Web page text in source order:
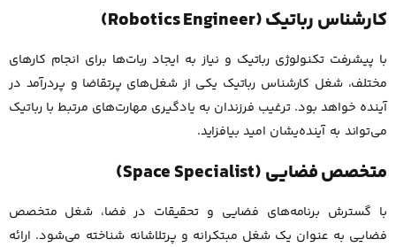
کارشناس رباتیک (Robotics Engineer)
با پیشرفت تکنولوژی رباتیک و نیاز به ایجاد ربات‌ها برای انجام کارهای
مختلف، شغل کارشناس رباتیک یکی از شغل‌های پرتقاضا و پردرآمد در
آینده خواهد بود. ترغیب فرزندان به یادگیری مهارت‌های مرتبط با رباتیک
می‌تواند به آینده‌یشان امید بیافزاید.
متخصص فضایی (Space Specialist)
با گسترش برنامه‌های فضایی و تحقیقات در فضا، شغل متخصص
فضایی به عنوان یک شغل مبتکرانه و پرتلاشانه شناخته می‌شود. ارائه